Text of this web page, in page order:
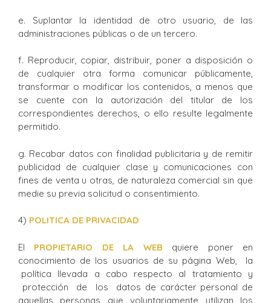
e. Suplantar la identidad de otro usuario, de las
administraciones públicas o de un tercero.
f. Reproducir, copiar, distribuir, poner a disposición o
de cualquier otra forma comunicar públicamente,
transformar o modificar los contenidos, a menos que
se cuente con la autorización del titular de los
correspondientes derechos, o ello resulte legalmente
permitido.
g. Recabar datos con finalidad publicitaria y de remitir
publicidad de cualquier clase y comunicaciones con
fines de venta u otras, de naturaleza comercial sin que
medie su previa solicitud o consentimiento.
4) POLITICA DE PRIVACIDAD
El PROPIETARIO DE LA WEB quiere poner en
conocimiento de los usuarios de su página Web, la
política llevada a cabo respecto al tratamiento y
protección de los datos de carácter personal de
aquellas personas que voluntariamente utilizan los